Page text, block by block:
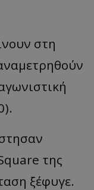
στη
της
ξέφυγε.